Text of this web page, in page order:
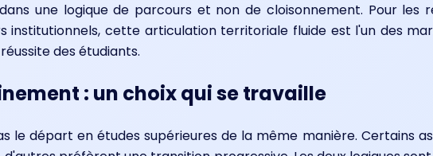
une logique de parcours et non de cloisonnement. Pour les
institutionnels, cette articulation territoriale fluide est l'un des
des étudiants.
: un choix qui se travaille
le départ en études supérieures de la même manière. Certains